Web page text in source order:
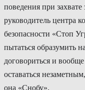
поведения при
руководитель центра
безопасности «Стоп
пытаться образумить
договориться и
оставаться
она «Снобу».